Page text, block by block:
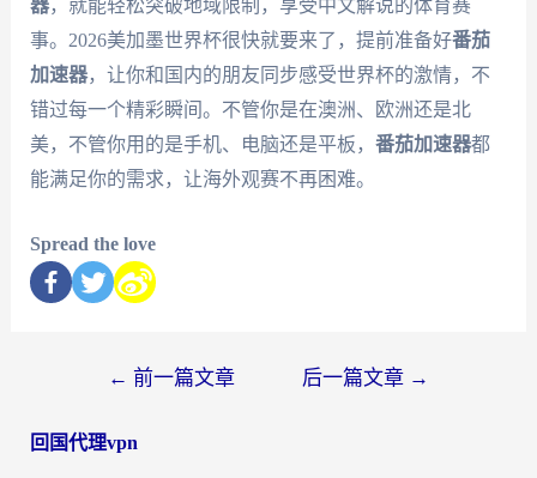
器，就能轻松突破地域限制，享受中文解说的体育赛
事。2026美加墨世界杯很快就要来了，提前准备好番茄
加速器，让你和国内的朋友同步感受世界杯的激情，不
错过每一个精彩瞬间。不管你是在澳洲、欧洲还是北
美，不管你用的是手机、电脑还是平板， 番茄加速器都
能满足你的需求，让海外观赛不再困难。
Spread the love
← 前一篇文章 后一篇文章 →
回国代理vpn